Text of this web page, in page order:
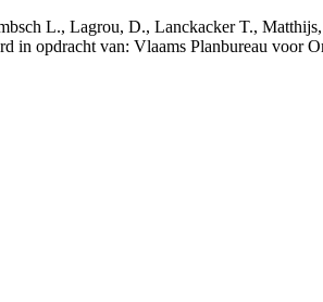
L., Lagrou, D., Lanckacker T.,
opdracht van: Vlaams Planbureau voor